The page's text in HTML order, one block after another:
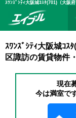
ｽﾜﾝｽﾞｼﾃｨ大阪城ｺｽ
区諏訪の賃貸物件
現在
今は満室で